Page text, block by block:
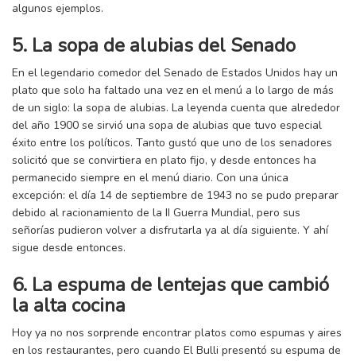
algunos ejemplos.
5. La sopa de alubias del Senado
En el legendario comedor del Senado de Estados Unidos hay un
plato que solo ha faltado una vez en el menú a lo largo de más
de un siglo: la sopa de alubias. La leyenda cuenta que alrededor
del año 1900 se sirvió una sopa de alubias que tuvo especial
éxito entre los políticos. Tanto gustó que uno de los senadores
solicitó que se convirtiera en plato fijo, y desde entonces ha
permanecido siempre en el menú diario. Con una única
excepción: el día 14 de septiembre de 1943 no se pudo preparar
debido al racionamiento de la II Guerra Mundial, pero sus
señorías pudieron volver a disfrutarla ya al día siguiente. Y ahí
sigue desde entonces.
6. La espuma de lentejas que cambió
la alta cocina
Hoy ya no nos sorprende encontrar platos como espumas y aires
en los restaurantes, pero cuando El Bulli presentó su espuma de